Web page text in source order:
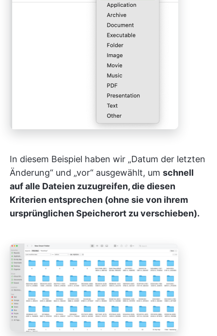
In diesem Beispiel haben wir „Datum der letzten
Änderung“ und „vor“ ausgewählt, um schnell
auf alle Dateien zuzugreifen, die diesen
Kriterien entsprechen (ohne sie von ihrem
ursprünglichen Speicherort zu verschieben).